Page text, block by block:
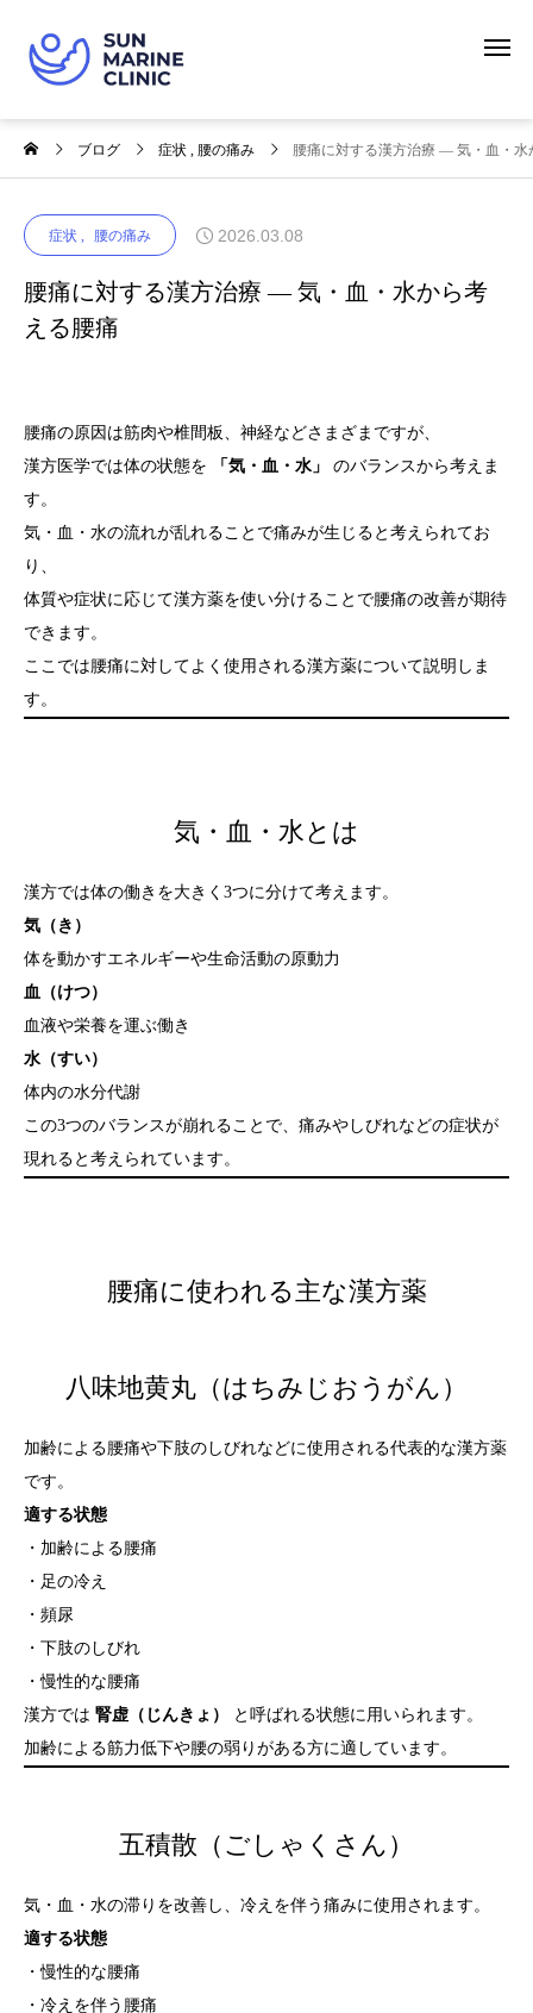
ブログ 症状 腰の痛み 腰痛に対する漢方治療 ― 気・血・水
症状 腰の痛み 2026.03.08
腰痛に対する漢方治療 ― 気・血・水から考
える腰痛
腰痛の原因は筋肉や椎間板、神経などさまざまですが、
漢方医学では体の状態を
「気・血・水」
のバランスから考えま
す。
気・血・水の流れが乱れることで痛みが生じると考えられてお
り、
体質や症状に応じて漢方薬を使い分けることで腰痛の改善が期待
できます。
ここでは腰痛に対してよく使用される漢方薬について説明しま
す。
気・血・水とは
漢方では体の働きを大きく3つに分けて考えます。
気（き）
体を動かすエネルギーや生命活動の原動力
血（けつ）
血液や栄養を運ぶ働き
水（すい）
体内の水分代謝
この3つのバランスが崩れることで、痛みやしびれなどの症状が
現れると考えられています。
腰痛に使われる主な漢方薬
八味地黄丸（はちみじおうがん）
加齢による腰痛や下肢のしびれなどに使用される代表的な漢方薬
です。
適する状態
・加齢による腰痛
・足の冷え
・頻尿
・下肢のしびれ
・慢性的な腰痛
漢方では 腎虚（じんきょ）
と呼ばれる状態に用いられます。
加齢による筋力低下や腰の弱りがある方に適しています。
五積散（ごしゃくさん）
気・血・水の滞りを改善し、冷えを伴う痛みに使用されます。
適する状態
・慢性的な腰痛
・冷えを伴う腰痛